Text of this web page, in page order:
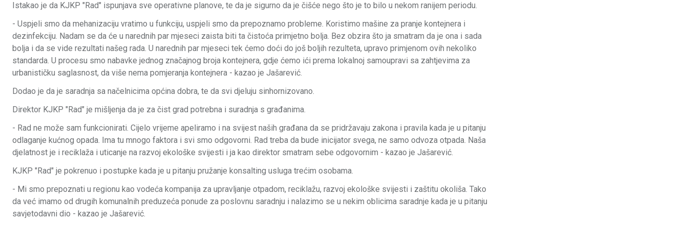
Istakao je da KJKP "Rad" ispunjava sve operativne planove, te da je sigurno da je čišće nego što je to bilo u nekom ranijem periodu.
- Uspjeli smo da mehanizaciju vratimo u funkciju, uspjeli smo da prepoznamo probleme. Koristimo mašine za pranje kontejnera i
dezinfekciju. Nadam se da će u narednih par mjeseci zaista biti ta čistoća primjetno bolja. Bez obzira što ja smatram da je ona i sada
bolja i da se vide rezultati našeg rada. U narednih par mjeseci tek ćemo doći do još boljih rezulteta, upravo primjenom ovih nekoliko
standarda. U procesu smo nabavke jednog značajnog broja kontejnera, gdje ćemo ići prema lokalnoj samoupravi sa zahtjevima za
urbanističku saglasnost, da više nema pomjeranja kontejnera - kazao je Jašarević.
Dodao je da je saradnja sa načelnicima općina dobra, te da svi djeluju sinhornizovano.
Direktor KJKP "Rad" je mišljenja da je za čist grad potrebna i suradnja s građanima.
- Rad ne može sam funkcionirati. Cijelo vrijeme apeliramo i na svijest naših građana da se pridržavaju zakona i pravila kada je u pitanju
odlaganje kućnog opada. Ima tu mnogo faktora i svi smo odgovorni. Rad treba da bude inicijator svega, ne samo odvoza otpada. Naša
djelatnost je i reciklaža i uticanje na razvoj ekološke svijesti i ja kao direktor smatram sebe odgovornim - kazao je Jašarević.
KJKP "Rad" je pokrenuo i postupke kada je u pitanju pružanje konsalting usluga trećim osobama.
- Mi smo prepoznati u regionu kao vodeća kompanija za upravljanje otpadom, reciklažu, razvoj ekološke svijesti i zaštitu okoliša. Tako
da već imamo od drugih komunalnih preduzeća ponude za poslovnu saradnju i nalazimo se u nekim oblicima saradnje kada je u pitanju
savjetodavni dio - kazao je Jašarević.